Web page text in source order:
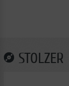
STOLZER